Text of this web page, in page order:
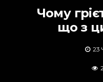
Чому
що з
23